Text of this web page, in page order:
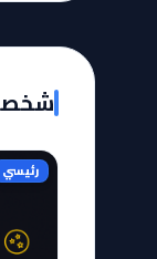
رئيسي